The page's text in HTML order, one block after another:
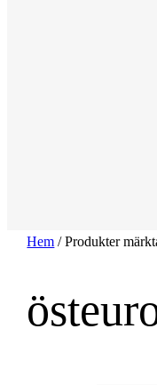
Hem / Produkter